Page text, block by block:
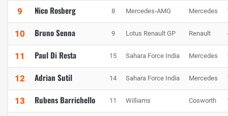
9 Nico Rosberg 8 Mercedes-AMG Mercedes
10 Bruno Senna 9 Lotus Renault GP Renault
11 Paul Di Resta 15 Sahara Force India Mercedes
12 Adrian Sutil 14 Sahara Force India Mercedes
13 Rubens Barrichello 11 Williams Cosworth